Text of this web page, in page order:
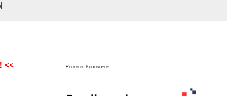
<< - Premier Sponsoren -